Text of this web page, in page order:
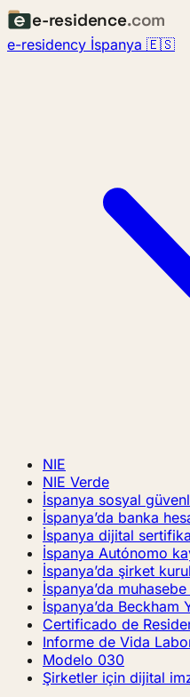
e-residence.com
e-residency İspanya 🇪🇸
NIE
NIE Verde
İspanya sosyal
İspanya’da banka
İspanya dijital
İspanya Autónomo
İspanya’da şirket
İspanya’da
İspanya’da Beckham
Certificado de
Informe de Vida
Modelo 030
Şirketler için dijital